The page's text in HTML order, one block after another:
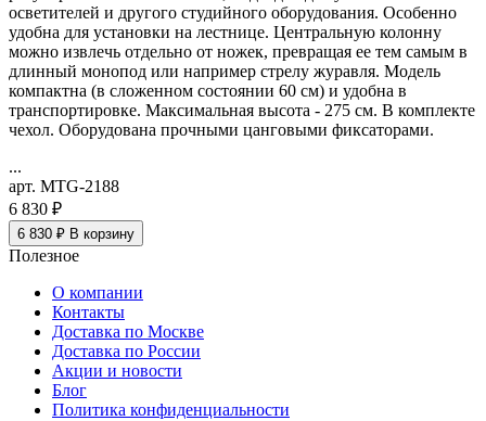
осветителей и другого студийного оборудования. Особенно
удобна для установки на лестнице. Центральную колонну
можно извлечь отдельно от ножек, превращая ее тем самым в
длинный монопод или например стрелу журавля. Модель
компактна (в сложенном состоянии 60 см) и удобна в
транспортировке. Максимальная высота - 275 см. В комплекте
чехол. Оборудована прочными цанговыми фиксаторами.
...
арт. MTG-2188
6 830 ₽
6 830 ₽ В корзину
Полезное
О компании
Контакты
Доставка по Москве
Доставка по России
Акции и новости
Блог
Политика конфиденциальности